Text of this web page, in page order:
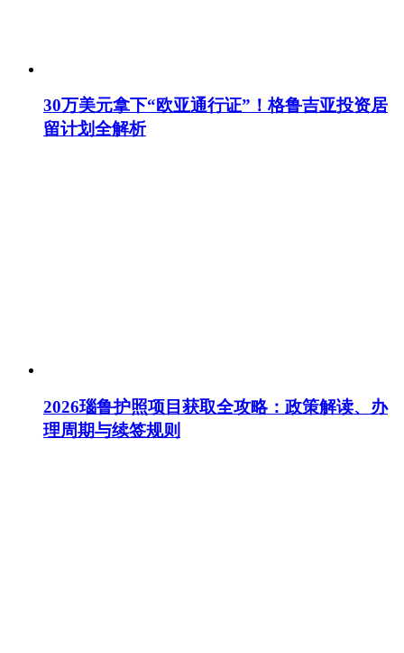
30万美元拿下“欧亚通行证”！格鲁吉亚投资居
留计划全解析
2026瑙鲁护照项目获取全攻略：政策解读、办
理周期与续签规则